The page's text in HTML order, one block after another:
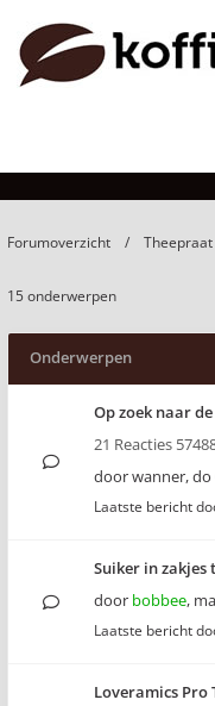
Thee, thee en
Forumoverzicht Theepraat
15 onderwerpen
Onderwerpen
Op zoek naar
21 Reacties
doorwanner,do
Laatste bericht
Suiker in zakjes
door bobbee,
Laatste bericht
Loveramics Pro